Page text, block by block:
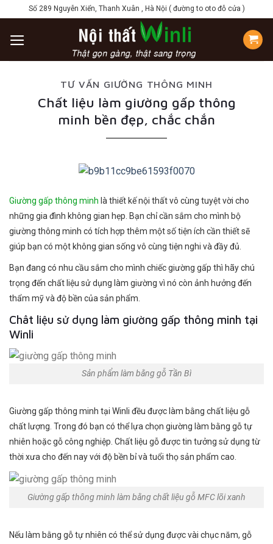
to
content
Số 289 Nguyễn Xiển, Thanh Xuân , Hà Nội ( đường to oto đỗ cửa )
TƯ VẤN GIƯỜNG THÔNG MINH
Chất liệu làm giường gấp thông
minh bền đẹp, chắc chắn
Giường gấp thông minh là thiết kế nội thất vô cùng tuyệt vời cho
những gia đình không gian hẹp. Bạn chỉ cần sắm cho mình bộ
giường thông minh có tích hợp thêm một số tiện ích cần thiết sẽ
giúp bạn có một không gian sống vô cùng tiện nghi và đầy đủ.
Bạn đang có nhu cầu sắm cho mình chiếc giường gấp thì hãy chú
trọng đến chất liệu sử dụng làm giường vì nó còn ảnh hưởng đến
thẩm mỹ và độ bền của sản phẩm.
Chât liệu sử dụng làm giường gấp thông minh tại
Winli
Sản phẩm làm bằng gỗ Tần Bì
Giường gấp thông minh tại Winli đều được làm bằng chất liệu gỗ
chất lượng. Trong đó bạn có thể lựa chọn giường làm bằng gỗ tự
nhiên hoặc gỗ công nghiệp. Chất liệu gỗ được tin tưởng sử dụng từ
thời xưa cho đến nay với độ bền bỉ và tuổi thọ sản phẩm cao.
Giường gấp thông minh làm bằng chất liệu gỗ MFC lõi xanh
Nếu làm bằng gỗ tự nhiên có thể sử dụng được vài chục năm, gỗ